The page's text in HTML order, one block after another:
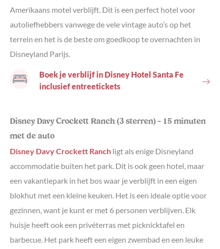
Amerikaans motel verblijft. Dit is een perfect hotel voor
autoliefhebbers vanwege de vele vintage auto’s op het
terrein en het is de beste om goedkoop te overnachten in
Disneyland Parijs.
Boek je verblijf in Disney Hotel Santa Fe
inclusief entreetickets
Disney Davy Crockett Ranch (3 sterren) – 15 minuten
met de auto
Disney Davy Crockett Ranch ligt als enige Disneyland
accommodatie buiten het park. Dit is ook geen hotel, maar
een vakantiepark in het bos waar je verblijft in een eigen
blokhut met een kleine keuken. Het is een ideale optie voor
gezinnen, want je kunt er met 6 personen verblijven. Elk
huisje heeft ook een privéterras met picknicktafel en
barbecue. Het park heeft een eigen zwembad en een leuke